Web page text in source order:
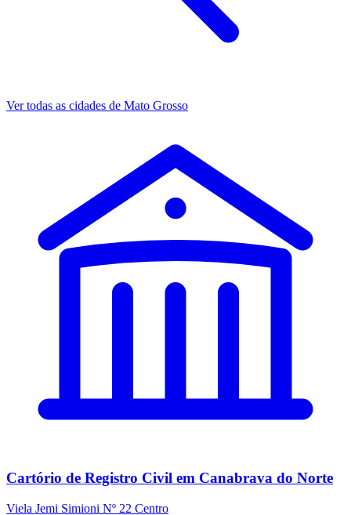
Ver todas as cidades de Mato Grosso
Cartório de Registro Civil em Canabrava do Norte
Viela Jemi Simioni Nº 22 Centro